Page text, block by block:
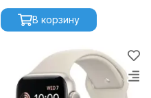
В корзину